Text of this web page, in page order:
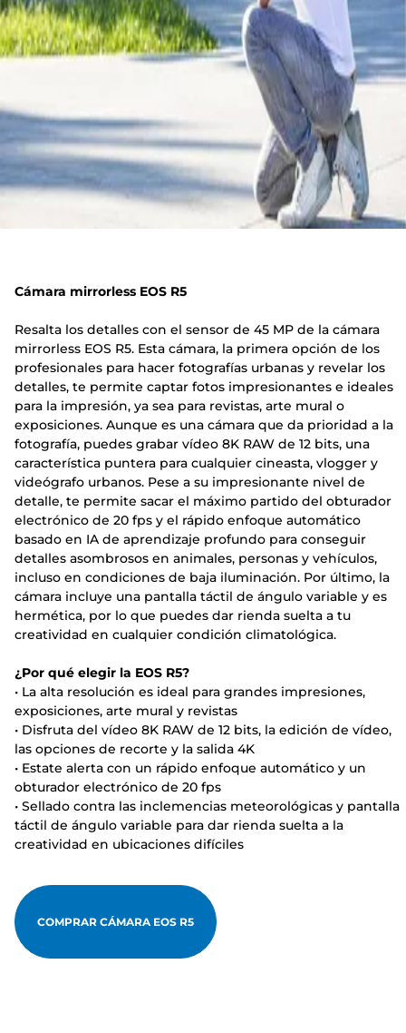
Cámara mirrorless EOS R5
Resalta los detalles con el sensor de 45 MP de la cámara
mirrorless EOS R5. Esta cámara, la primera opción de los
profesionales para hacer fotografías urbanas y revelar los
detalles, te permite captar fotos impresionantes e ideales
para la impresión, ya sea para revistas, arte mural o
exposiciones. Aunque es una cámara que da prioridad a la
fotografía, puedes grabar vídeo 8K RAW de 12 bits, una
característica puntera para cualquier cineasta, vlogger y
videógrafo urbanos. Pese a su impresionante nivel de
detalle, te permite sacar el máximo partido del obturador
electrónico de 20 fps y el rápido enfoque automático
basado en IA de aprendizaje profundo para conseguir
detalles asombrosos en animales, personas y vehículos,
incluso en condiciones de baja iluminación. Por último, la
cámara incluye una pantalla táctil de ángulo variable y es
hermética, por lo que puedes dar rienda suelta a tu
creatividad en cualquier condición climatológica.
¿Por qué elegir la EOS R5?
• La alta resolución es ideal para grandes impresiones,
exposiciones, arte mural y revistas
• Disfruta del vídeo 8K RAW de 12 bits, la edición de vídeo,
las opciones de recorte y la salida 4K
• Estate alerta con un rápido enfoque automático y un
obturador electrónico de 20 fps
• Sellado contra las inclemencias meteorológicas y pantalla
táctil de ángulo variable para dar rienda suelta a la
creatividad en ubicaciones difíciles
COMPRAR CÁMARA EOS R5